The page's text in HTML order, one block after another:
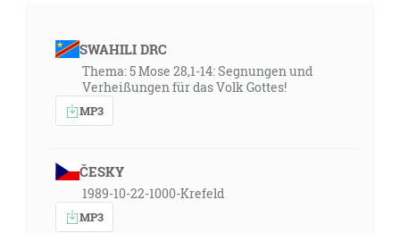
SWAHILI DRC
Thema: 5 Mose 28,1-14: Segnungen und
Verheißungen für das Volk Gottes!
MP3
ČESKY
1989-10-22-1000-Krefeld
MP3